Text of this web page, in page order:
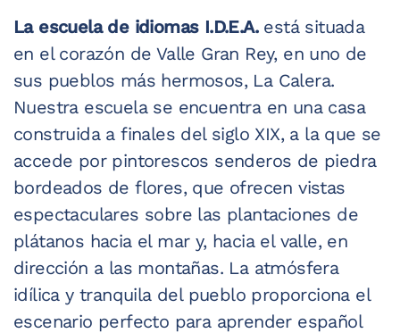
La escuela de idiomas I.D.E.A.está situada
en el corazón de Valle Gran Rey, en uno de
sus pueblos más hermosos, La Calera.
Nuestra escuela se encuentra en una casa
construida a finales del siglo XIX, a la que se
accede por pintorescos senderos de piedra
bordeados de flores, que ofrecen vistas
espectaculares sobre las plantaciones de
plátanos hacia el mar y, hacia el valle, en
dirección a las montañas. La atmósfera
idílica y tranquila del pueblo proporciona el
escenario perfecto para aprender español